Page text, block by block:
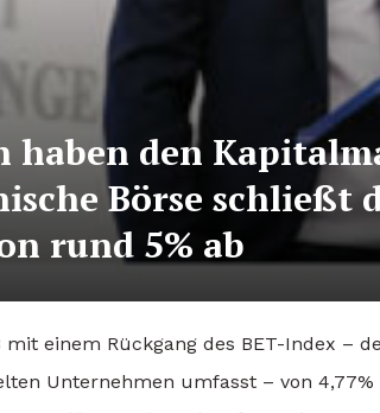
haben den
Börse schließt
rund 5% ab
einem Rückgang des BET-Index –
Unternehmen umfasst – von 4,77%